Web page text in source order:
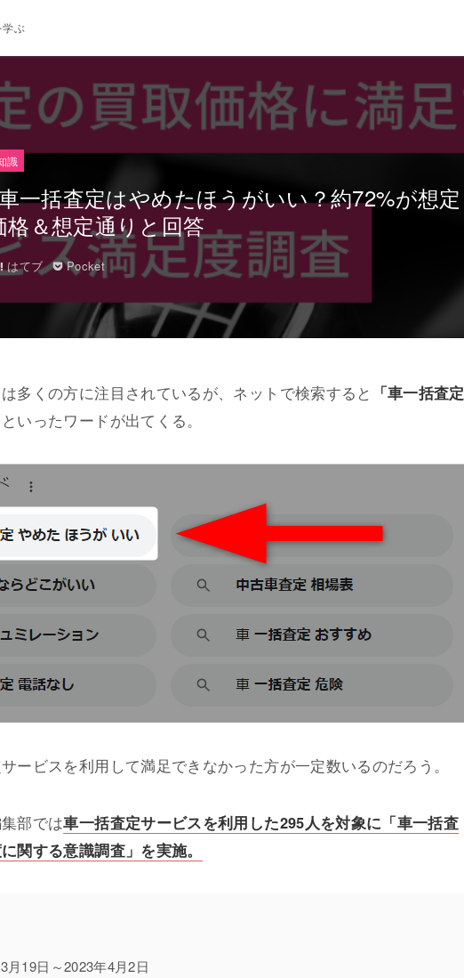
ぶ
識
一括査定はやめたほうがいい？約72%が想定
＆想定通りと回答
はてブ Pocket
多くの方に注目されているが、ネットで検索すると 「車一括査定
といったワードが出てくる。
ービスを利用して満足できなかった方が一定数いるのだろう。
部では車一括査定サービスを利用した295人を対象に「車一括査
関する意識調査」を実施。
月19日～2023年4月2日